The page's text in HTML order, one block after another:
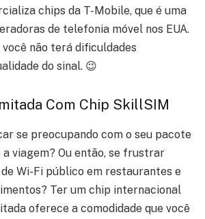
chips da T-Mobile, que é uma
de telefonia móvel nos EUA.
não terá dificuldades
do sinal. 😉
Com Chip SkillSIM
se preocupando com o seu pacote
a viagem? Ou então, se frustrar
Wi-Fi público em restaurantes e
Ter um chip internacional
oferece a comodidade que você